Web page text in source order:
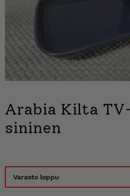
Arabia Kilta
sininen
Varasto loppu